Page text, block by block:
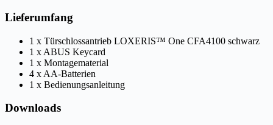
Lieferumfang
1 x Türschlossantrieb LOXERIS™ One CFA4100 schwarz
1 x ABUS Keycard
1 x Montagematerial
4 x AA-Batterien
1 x Bedienungsanleitung
Downloads